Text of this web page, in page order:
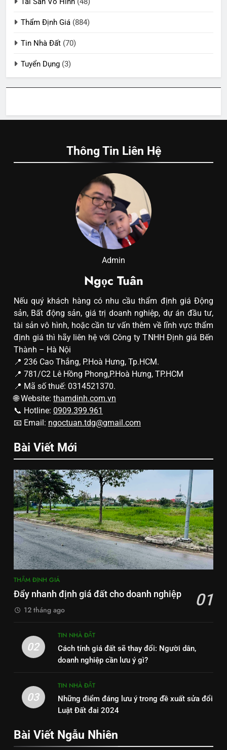
Thẩm Định Giá (884)
Tin Nhà Đất (70)
Tuyển Dụng (3)
Thông Tin Liên Hệ
Admin
Ngọc Tuân
Nếu quý khách hàng có nhu cầu thẩm định giá Động
sản, Bất động sản, giá trị doanh nghiệp, dự án đầu tư,
tài sản vô hình, hoặc cần tư vấn thêm về lĩnh vực thẩm
định giá thì hãy liên hệ với Công ty TNHH Định giá Bến
Thành – Hà Nội
📍 236 Cao Thắng, P.Hoà Hưng, Tp.HCM.
📍 781/C2 Lê Hồng Phong,P.Hoà Hưng, TP.HCM
📍 Mã số thuế: 0314521370.
🌐 Website: thamdinh.com.vn
📞 Hotline: 0909.399.961
📧 Email: ngoctuan.tdg@gmail.com
Bài Viết Mới
THẨM ĐỊNH GIÁ
Đẩy nhanh định giá đất cho doanh nghiệp 01
12 tháng ago
02
TIN NHÀ ĐẤT
Cách tính giá đất sẽ thay đổi: Người dân,
doanh nghiệp cần lưu ý gì?
03
TIN NHÀ ĐẤT
Những điểm đáng lưu ý trong đề xuất sửa đổi
Luật Đất đai 2024
Bài Viết Ngẫu Nhiên